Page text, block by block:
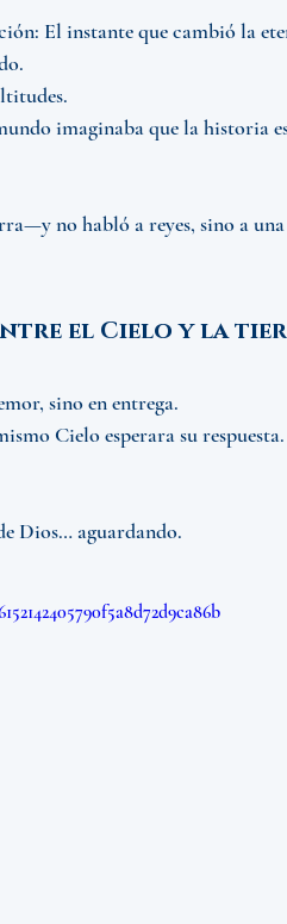
El instante que cambió la
imaginaba que la historia
no habló a reyes, sino a
el Cielo y la
sino en entrega.
Cielo esperara su respuesta.
Dios… aguardando.